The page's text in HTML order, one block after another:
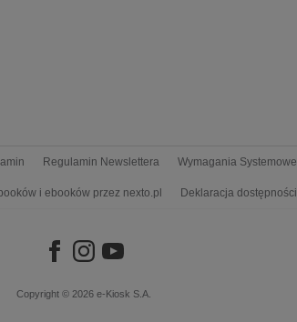
Regulamin Newslettera Wymagania Systemowe
i ebooków przez nexto.pl Deklaracja dostępności
Copyright © 2026 e-Kiosk S.A.